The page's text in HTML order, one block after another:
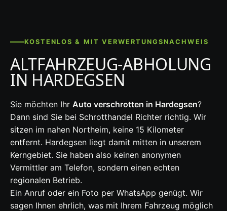
KOSTENLOS & MIT VERWERTUNGSNACHWEIS
ALTFAHRZEUG-ABHOLUNG
IN HARDEGSEN
Sie möchten Ihr Auto verschrotten in Hardegsen?
Dann sind Sie bei Schrotthandel Richter richtig. Wir
sitzen im nahen Northeim, keine 15 Kilometer
entfernt. Hardegsen liegt damit mitten in unserem
Kerngebiet. Sie haben also keinen anonymen
Vermittler am Telefon, sondern einen echten
regionalen Betrieb.
Ein Anruf oder ein Foto per WhatsApp genügt. Wir
sagen Ihnen ehrlich, was mit Ihrem Fahrzeug möglich